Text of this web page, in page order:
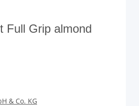
Full Grip almond
& Co. KG